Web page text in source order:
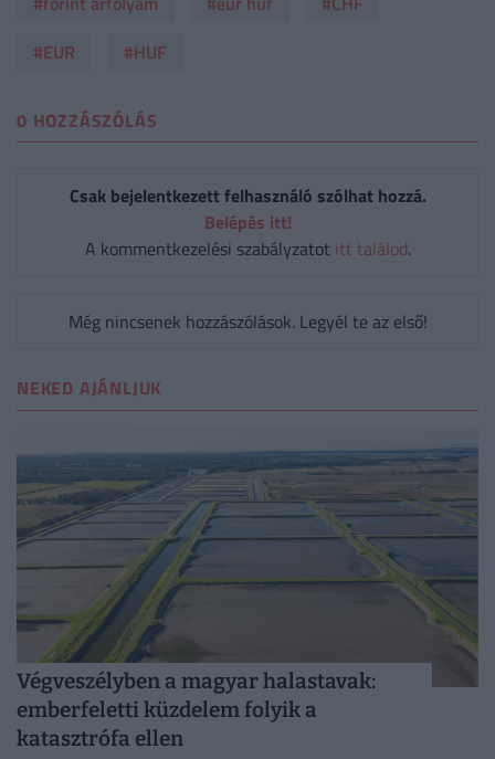
#EUR
#HUF
0 HOZZÁSZÓLÁS
Csak bejelentkezett felhasználó szólhat hozzá.
Belépés itt!
A kommentkezelési szabályzatot itt találod.
Még nincsenek hozzászólások. Legyél te az első!
NEKED AJÁNLJUK
Végveszélyben a magyar halastavak:
emberfeletti küzdelem folyik a
katasztrófa ellen